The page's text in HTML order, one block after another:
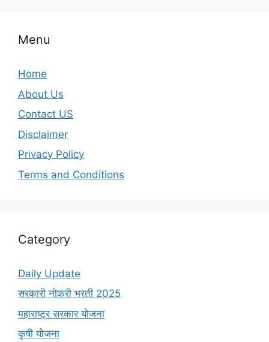
Menu
Home
About Us
Contact US
Disclaimer
Privacy Policy
Terms and Conditions
Category
Daily Update
सरकारी नोकरी भरती 2025
महाराष्ट्र सरकार योजना
कृषी योजना